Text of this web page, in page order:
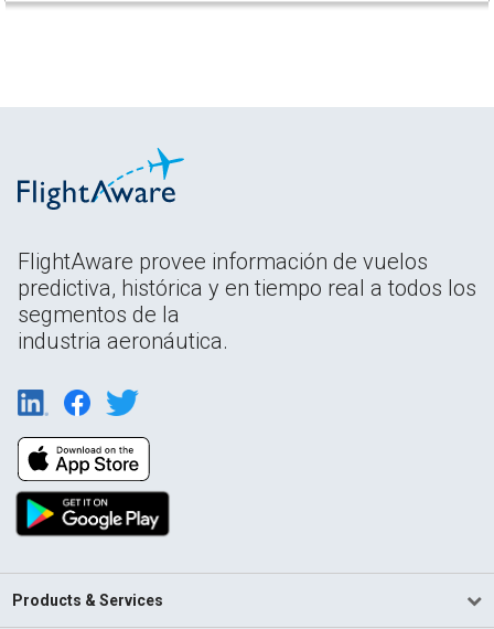
FlightAware provee información de vuelos
predictiva, histórica y en tiempo real a todos los
segmentos de la
industria aeronáutica.
Products & Services